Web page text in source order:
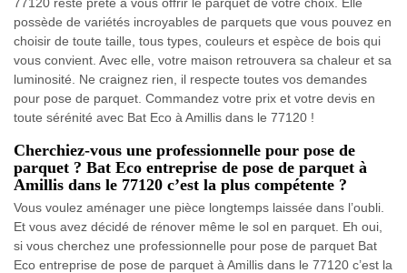
possède de variétés incroyables de parquets que vous pouvez en
choisir de toute taille, tous types, couleurs et espèce de bois qui
vous convient. Avec elle, votre maison retrouvera sa chaleur et sa
luminosité. Ne craignez rien, il respecte toutes vos demandes
pour pose de parquet. Commandez votre prix et votre devis en
toute sérénité avec Bat Eco à Amillis dans le 77120 !
Cherchiez-vous une professionnelle pour pose de
parquet ? Bat Eco entreprise de pose de parquet à
Amillis dans le 77120 c’est la plus compétente ?
Vous voulez aménager une pièce longtemps laissée dans l’oubli.
Et vous avez décidé de rénover même le sol en parquet. Eh oui,
si vous cherchez une professionnelle pour pose de parquet Bat
Eco entreprise de pose de parquet à Amillis dans le 77120 c’est la